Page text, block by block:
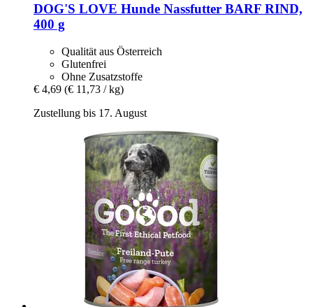
DOG'S LOVE Hunde Nassfutter BARF RIND,
400 g
Qualität aus Österreich
Glutenfrei
Ohne Zusatzstoffe
€ 4,69 (€ 11,73 / kg)
Zustellung bis 17. August